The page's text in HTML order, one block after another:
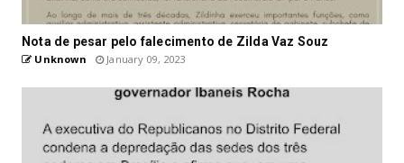
Nota de pesar pelo falecimento de Zilda Vaz Souz
Unknown January 09, 2023